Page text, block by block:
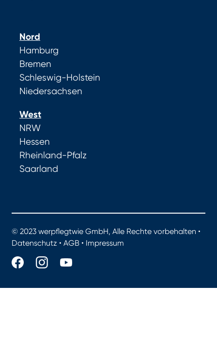
Nord
Hamburg
Bremen
Schleswig-Holstein
Niedersachsen
West
NRW
Hessen
Rheinland-Pfalz
Saarland
© 2023 werpflegtwie GmbH, Alle Rechte vorbehalten •
Datenschutz • AGB • Impressum